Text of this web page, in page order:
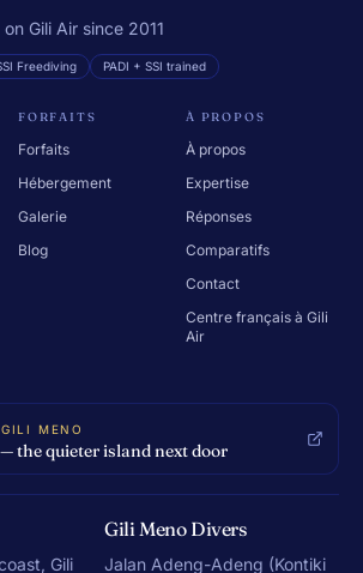
Gili Air since 2011
Freediving PADI + SSI trained
FORFAITS
Forfaits
Hébergement
Galerie
Blog
À PROPOS
À propos
Expertise
Réponses
Comparatifs
Contact
Centre français à Gili
Air
MENO
the quieter island next door
Gili
Gili Meno Divers
Jalan Adeng-Adeng (Kontiki